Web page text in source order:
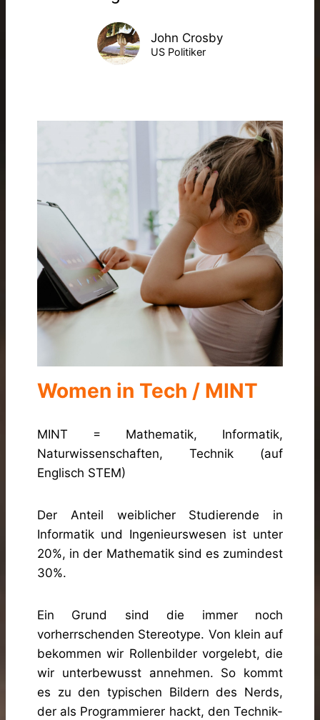
John Crosby
US Politiker
Women in Tech / MINT
MINT = Mathematik, Informatik,
Naturwissenschaften, Technik (auf
Englisch STEM)
Der Anteil weiblicher Studierende in
Informatik und Ingenieurswesen ist unter
20%, in der Mathematik sind es zumindest
30%.
Ein Grund sind die immer noch
vorherrschenden Stereotype. Von klein auf
bekommen wir Rollenbilder vorgelebt, die
wir unterbewusst annehmen. So kommt
es zu den typischen Bildern des Nerds,
der als Programmierer hackt, den Technik-